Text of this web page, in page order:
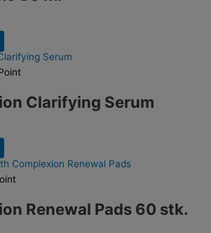
Clarifying Serum
Renewal Pads 60 stk.